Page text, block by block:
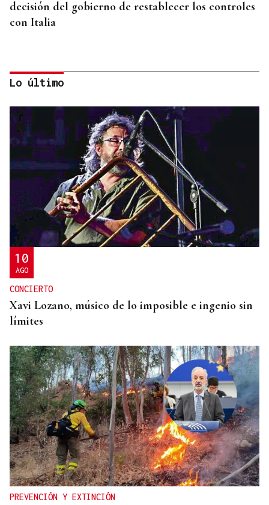
decisión del gobierno de restablecer los controles
con Italia
NO SE DESCARTAN MENORES DE EDAD
Ceuta investiga seis presuntas agresiones sexuales
a migrantes tras la entrada masiva
Lo último
10
AGO
CONCIERTO
Xavi Lozano, músico de lo imposible e ingenio sin
límites
PREVENCIÓN Y EXTINCIÓN